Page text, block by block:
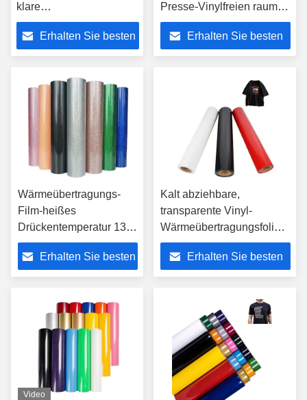
klare
Wärmeübertragungsfolie,
kalt abziehbar
Erhalten Sie besten
Presse-Vinylfreien raumes
in den mehrfachen Farben
Erhalten Sie besten
Wärmeübertragungs-
Film-heißes
Drückentemperatur 130-
150° des Funkeln-
Vinylfreien raumes
Erhalten Sie besten
Kalt abziehbare,
transparente Vinyl-
Wärmeübertragungsfolie
in mehreren Farben für
KleidungErhalten Sie besten
Video